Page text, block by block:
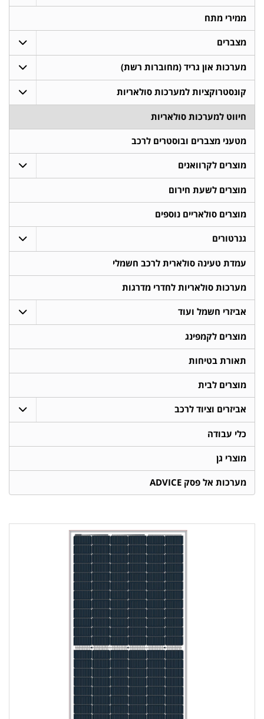
ממירי מתח
מצברים
מערכות און גריד (מחוברות רשת)
קונסטרוקציות למערכות סולאריות
חיווט למערכות סולאריות
מטעני מצברים ובוסטרים לרכב
מוצרים לקרוואנים
מוצרים לשעת חירום
מוצרים סולאריים נוספים
גנרטורים
עמדת טעינה סולארית לרכב חשמלי
מערכות סולאריות לחדרי מדרגות
אביזרי חשמל ועוד
מוצרים לקמפינג
תאורת בטיחות
מוצרים לבית
אביזרים וציוד לרכב
כלי עבודה
מוצרי גן
מערכות אל פסק ADVICE